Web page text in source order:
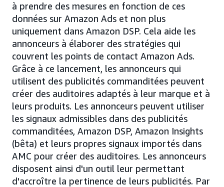
à prendre des mesures en fonction de ces
données sur Amazon Ads et non plus
uniquement dans Amazon DSP. Cela aide les
annonceurs à élaborer des stratégies qui
couvrent les points de contact Amazon Ads.
Grâce à ce lancement, les annonceurs qui
utilisent des publicités commanditées peuvent
créer des auditoires adaptés à leur marque et à
leurs produits. Les annonceurs peuvent utiliser
les signaux admissibles dans des publicités
commanditées, Amazon DSP, Amazon Insights
(bêta) et leurs propres signaux importés dans
AMC pour créer des auditoires. Les annonceurs
disposent ainsi d'un outil leur permettant
d'accroître la pertinence de leurs publicités. Par